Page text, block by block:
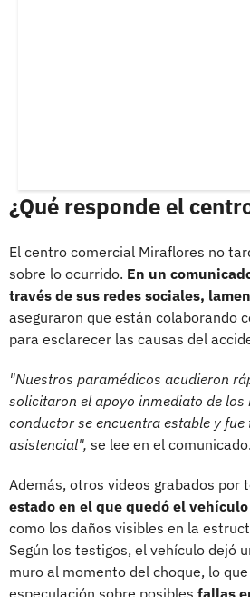
¿Qué responde el
El centro comercial Miraflores no
sobre lo ocurrido. En un
través de sus redes sociales,
aseguraron que están colaborando
para esclarecer las causas del
"Nuestros paramédicos acudieron
solicitaron el apoyo inmediato de los
conductor se encuentra estable y
asistencial", se lee en el comunicado.
Además, otros videos grabados por
estado en el que quedó el
como los daños visibles en la
Según los testigos, el vehículo dejó
muro al momento del choque, lo
especulación sobre posibles fallas